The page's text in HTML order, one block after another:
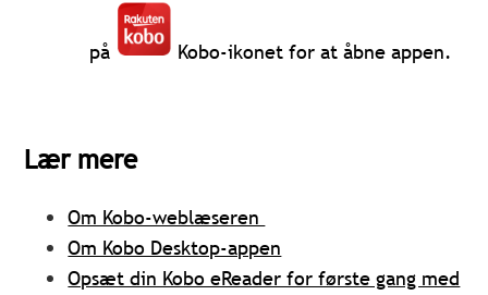
på Kobo-ikonet for at åbne appen.
Lær mere
Om Kobo-weblæseren
Om Kobo Desktop-appen
Opsæt din Kobo eReader for første gang med